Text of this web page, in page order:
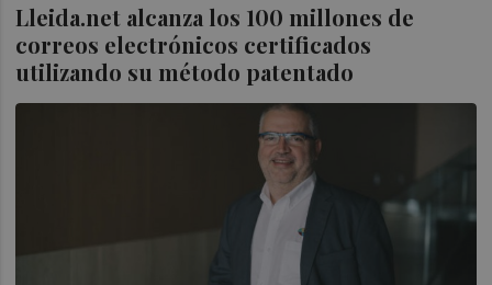
​​Lleida.net alcanza los 100 millones de
correos electrónicos certificados
utilizando su método patentado